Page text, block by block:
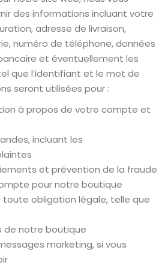
des informations incluant votre
adresse de livraison,
numéro de téléphone, données
et éventuellement les
que l’identifiant et le mot de
seront utilisées pour :
à propos de votre compte et
incluant les
et prévention de la fraude
pour notre boutique
toute obligation légale, telle que
de notre boutique
marketing, si vous